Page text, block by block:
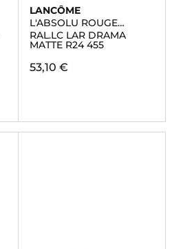
LANCÔME
L'ABSOLU ROUGE
DRAMA MATTE
RAL.LC LAR DRAMA
MATTE R24 455
53,10 €